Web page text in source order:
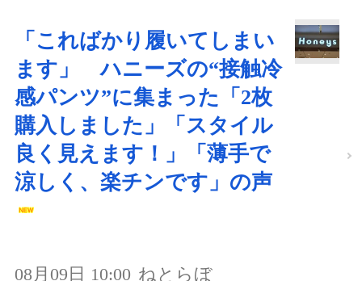
「こればかり履いてしまい
ます」 ハニーズの“接触冷
感パンツ”に集まった「2枚
購入しました」「スタイル
良く見えます！」「薄手で
涼しく、楽チンです」の声
08月09日 10:00 ねとらぼ